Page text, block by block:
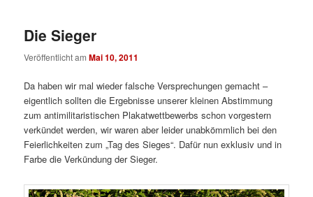
Die Sieger
Veröffentlicht amMai 10, 2011
Da haben wir mal wieder falsche Versprechungen gemacht –
eigentlich sollten die Ergebnisse unserer kleinen Abstimmung
zum antimilitaristischen Plakatwettbewerbs schon vorgestern
verkündet werden, wir waren aber leider unabkömmlich bei den
Feierlichkeiten zum „Tag des Sieges“. Dafür nun exklusiv und in
Farbe die Verkündung der Sieger.